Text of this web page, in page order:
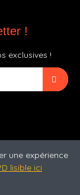
!
exclusives !
une expérience
lisible ici